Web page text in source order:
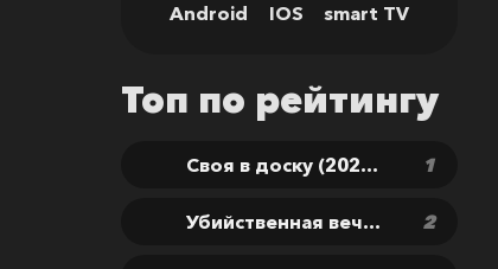
Android IOS smart TV
Топ по рейтингу
Своя в доску (2026) скачать бесплатно
Убийственная вечеринка (2025) скачать бесплатно